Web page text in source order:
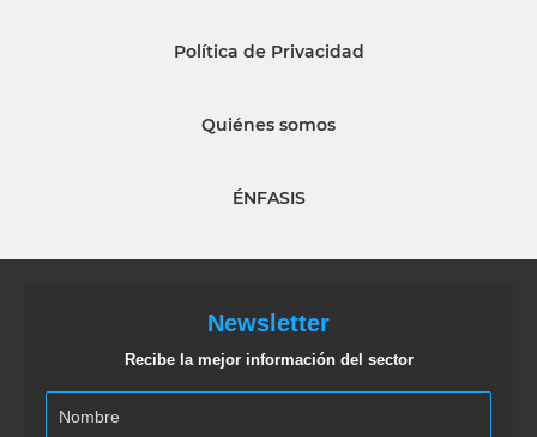
Política de Privacidad
Quiénes somos
ÉNFASIS
Newsletter
Recibe la mejor información del sector